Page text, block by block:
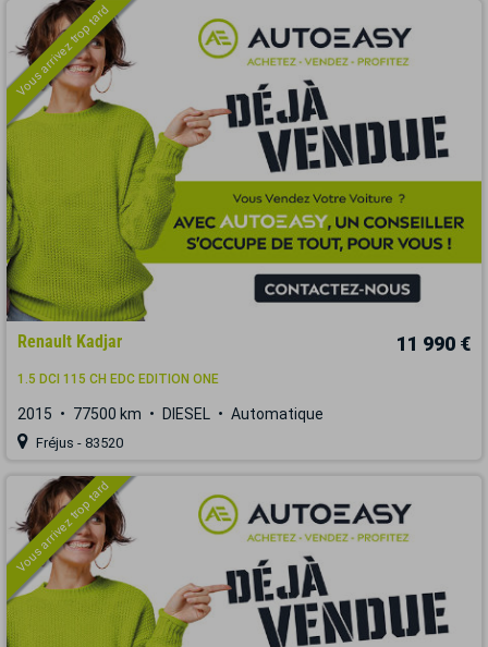
Vous arrivez trop tard
Renault Kadjar 11 990 €
1.5 DCI 115 CH EDC EDITION ONE
2015 77500 km DIESEL Automatique
Fréjus - 83520
Vous arrivez trop tard